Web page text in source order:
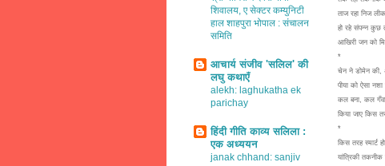
ताज रहा निज
हो रहे संपन्न कुछ
आखिरी जन को
*
चेन ने डोमेन की,
पीया को ऐसा
कल बना, कल
किया जाए किस
*
किस तरह स्मार्ट
यांत्रिकी
शिवालय, ए सेक्टर कम्युनिटी
हाल शाहपुरा भोपाल : संचालन
समिति
आचार्य संजीव 'सलिल' की
लघु कथाएँ
alekh: laghukatha ek
parichay
हिंदी गीति काव्य सलिला :
एक अध्ययन
janak chhand: sanjiv